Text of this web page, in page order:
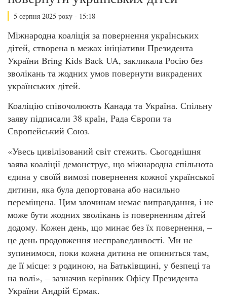
5 серпня 2025 року - 15:18
Міжнародна коаліція за повернення українських
дітей, створена в межах ініціативи Президента
України Bring Kids Back UA, закликала Росію без
зволікань та жодних умов повернути викрадених
українських дітей.
Коаліцію співочолюють Канада та Україна. Спільну
заяву підписали 38 країн, Рада Європи та
Європейський Союз.
«Увесь цивілізований світ стежить. Сьогоднішня
заява коаліції демонструє, що міжнародна спільнота
єдина у своїй вимозі повернення кожної української
дитини, яка була депортована або насильно
переміщена. Цим злочинам немає виправдання, і не
може бути жодних зволікань із поверненням дітей
додому. Кожен день, що минає без їх повернення, –
це день продовження несправедливості. Ми не
зупинимося, поки кожна дитина не опиниться там,
де її місце: з родиною, на Батьківщині, у безпеці та
на волі», – зазначив керівник Офісу Президента
України Андрій Єрмак.